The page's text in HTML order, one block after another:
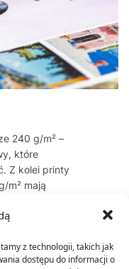
z technologii, takich jak
dostępu do informacji o
240 g/m² –
które
Z kolei printy
m² mają
i zawsze
Oba
do